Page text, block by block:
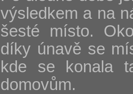
výsledkem a na
šesté místo.
díky únavě se
kde se konala
domovům.